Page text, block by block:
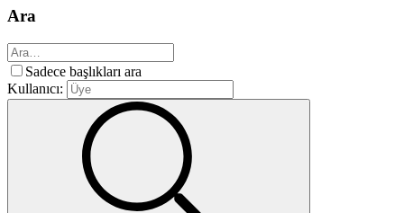
Ara
Sadece başlıkları ara
Kullanıcı: